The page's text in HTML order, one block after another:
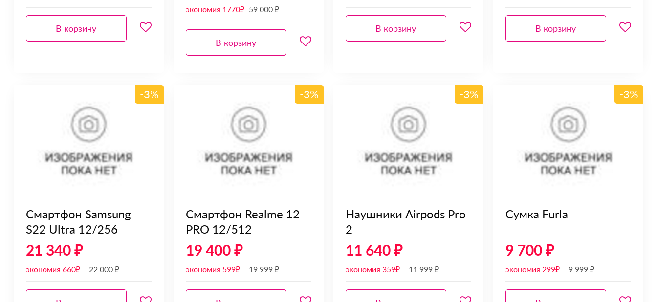
В корзину
экономия 1770₽ 59 000 ₽
В корзину
В корзину В корзину
-3%
Смартфон Samsung
S22 Ultra 12/256
21 340 ₽
экономия 660₽ 22 000 ₽
-3%
Смартфон Realme 12
PRO 12/512
19 400 ₽
экономия 599₽ 19 999 ₽
-3%
Наушники Airpods Pro
2
11 640 ₽
экономия 359₽ 11 999 ₽
-3%
Сумка Furla
9 700 ₽
экономия 299₽ 9 999 ₽